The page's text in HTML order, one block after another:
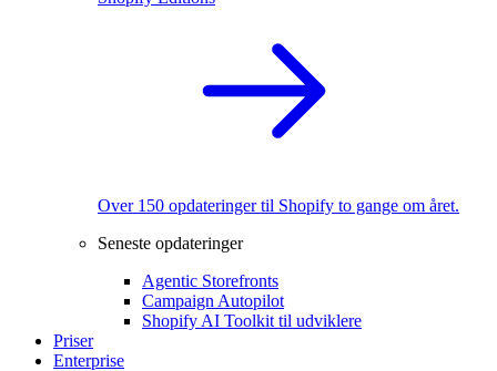
Over 150 opdateringer til Shopify to gange om året.
Seneste opdateringer
Agentic Storefronts
Campaign Autopilot
Shopify AI Toolkit til udviklere
Priser
Enterprise